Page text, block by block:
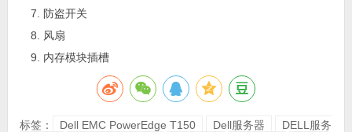
防盗开关
风扇
内存模块插槽
标签： Dell EMC PowerEdge T150 Dell服务器
DELL服务